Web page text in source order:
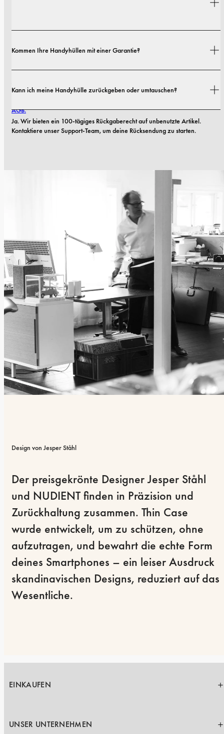
Details findest du in unserer Versandrichtlinie.
Kommen Ihre Handyhüllen mit einer Garantie?
innerhalb der ersten 12 Monate Material- oder Verarbeitungsfehler
AGB.
Kann ich meine Handyhülle zurückgeben oder umtauschen?
Ja. Wir bieten ein 100-tägiges Rückgaberecht auf unbenutzte Artikel.
Kontaktiere unser Support-Team, um deine Rücksendung zu starten.
Design von Jesper Ståhl
Der preisgekrönte Designer Jesper Ståhl
und NUDIENT finden in Präzision und
Zurückhaltung zusammen. Thin Case
wurde entwickelt, um zu schützen, ohne
aufzutragen, und bewahrt die echte Form
deines Smartphones – ein leiser Ausdruck
skandinavischen Designs, reduziert auf das
Wesentliche.
EINKAUFEN
UNSER UNTERNEHMEN